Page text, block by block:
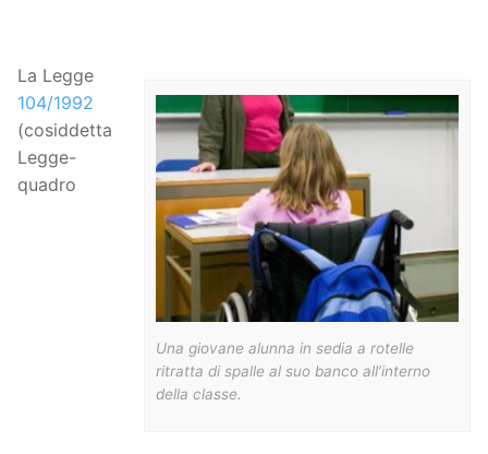
Una giovane alunna in sedia a rotelle
ritratta di spalle al suo banco all’interno
della classe.
La Legge
104/1992
(cosiddetta
Legge-
quadro